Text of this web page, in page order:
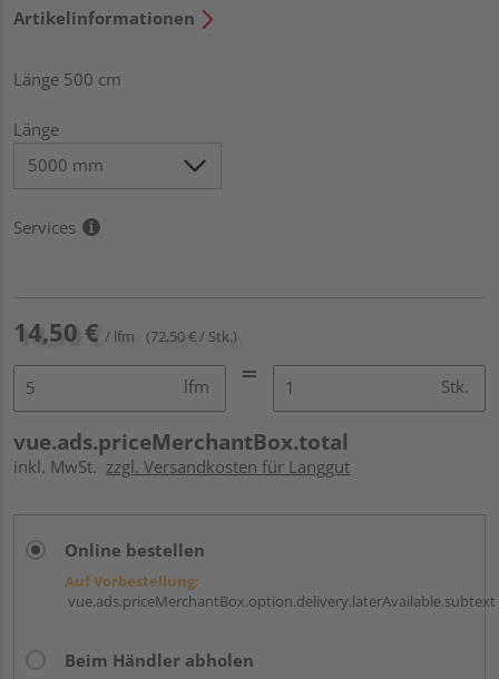
Artikelinformationen
Länge 500 cm
Länge
Services
14,50 € / lfm (72,50 € / Stk.)
lfm Stk.
vue.ads.priceMerchantBox.total
inkl. MwSt. zzgl. Versandkosten für Langgut
Online bestellen
Auf Vorbestellung:
vue.ads.priceMerchantBox.option.delivery.laterAvailable.subtext
Beim Händler abholen